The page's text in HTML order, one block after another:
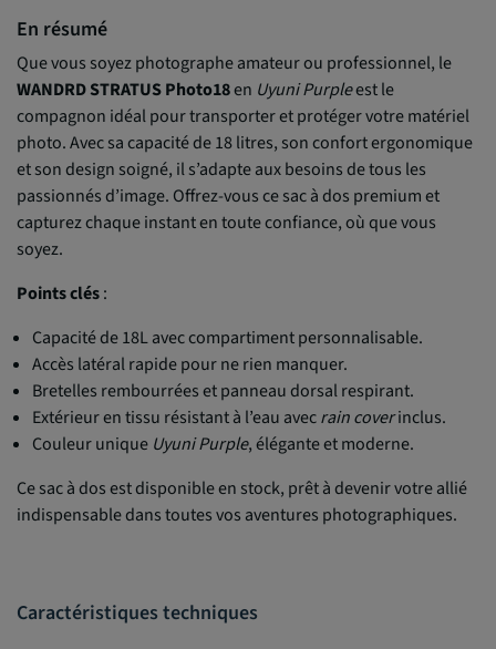
En résumé
Que vous soyez photographe amateur ou professionnel, le
WANDRD STRATUS Photo18en Uyuni Purpleest le
compagnon idéal pour transporter et protéger votre matériel
photo. Avec sa capacité de 18 litres, son confort ergonomique
et son design soigné, il s’adapte aux besoins de tous les
passionnés d’image. Offrez-vous ce sac à dos premium et
capturez chaque instant en toute confiance, où que vous
soyez.
Points clés:
Capacité de 18L avec compartiment personnalisable.
Accès latéral rapide pour ne rien manquer.
Bretelles rembourrées et panneau dorsal respirant.
Extérieur en tissu résistant à l’eau avecrain coverinclus.
Couleur unique Uyuni Purple, élégante et moderne.
Ce sac à dos est disponible en stock, prêt à devenir votre allié
indispensable dans toutes vos aventures photographiques.
Caractéristiques techniques